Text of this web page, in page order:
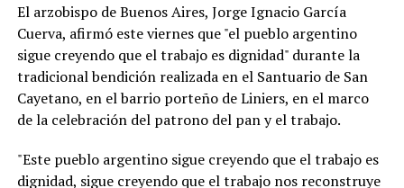
El arzobispo de Buenos Aires, Jorge Ignacio García
Cuerva, afirmó este viernes que "el pueblo argentino
sigue creyendo que el trabajo es dignidad" durante la
tradicional bendición realizada en el Santuario de San
Cayetano, en el barrio porteño de Liniers, en el marco
de la celebración del patrono del pan y el trabajo.
"Este pueblo argentino sigue creyendo que el trabajo es
dignidad, sigue creyendo que el trabajo nos reconstruye